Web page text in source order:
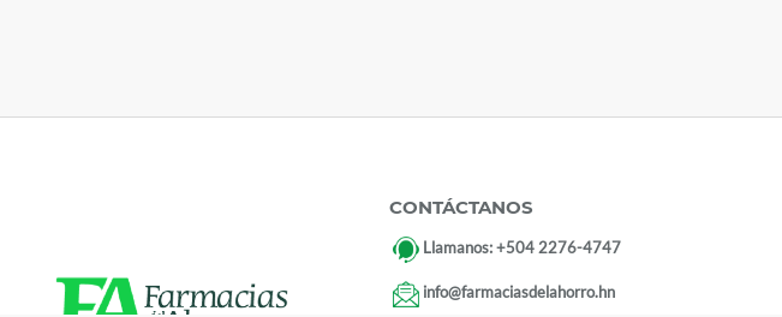
CONTÁCTANOS
Llamanos:+504 2276-4747
info@farmaciasdelahorro.hn